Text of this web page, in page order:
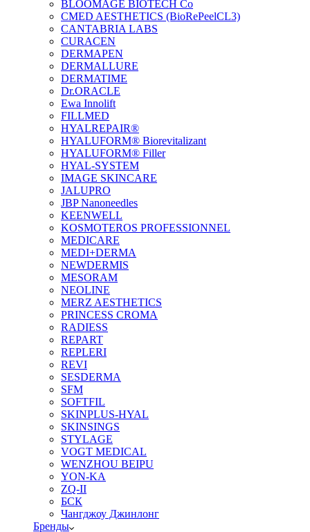
BLOOMAGE BIOTECH Co
CMED AESTHETICS (BioRePeelCL3)
CANTABRIA LABS
CURACEN
DERMAPEN
DERMALLURE
DERMATIME
Dr.ORACLE
Ewa Innolift
FILLMED
НYALREPAIR®
HYALUFORM® Biorevitalizant
HYALUFORM® Filler
HYAL-SYSTEM
IMAGE SKINCARE
JALUPRO
JBP Nanoneedles
KEENWELL
KOSMOTEROS PROFESSIONNEL
MEDICARE
MEDI+DERMA
NEWDERMIS
MESORAM
NEOLINE
MERZ AESTHETICS
PRINCESS CROMA
RADIESS
REPART
REPLERI
REVI
SESDERMA
SFM
SOFTFIL
SKINPLUS-HYAL
SKINSINGS
STYLAGE
VOGT MEDICAL
WENZHOU BEIPU
YON-KA
ZQ-II
БСК
Чангджоу Джинлонг
Бренды